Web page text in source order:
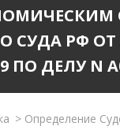
СУДА РФ ОТ
ПО ДЕЛУ N
> Определение